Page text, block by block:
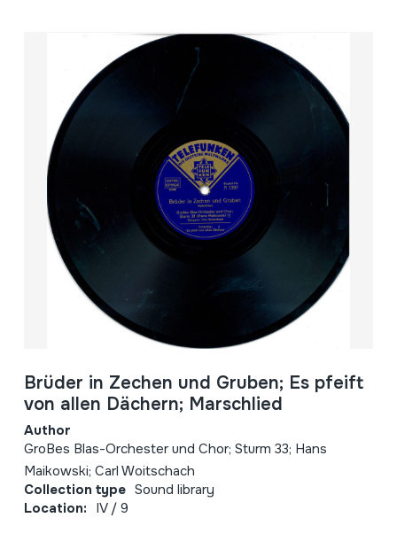
Brüder in Zechen und Gruben; Es pfeift
von allen Dächern; Marschlied
Author
GroBes Blas-Orchester und Chor; Sturm 33; Hans
Maikowski; Carl Woitschach
Collection type Sound library
Location: IV / 9